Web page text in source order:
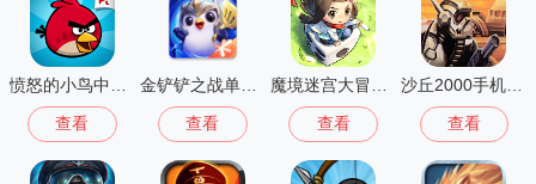
查看 查看 查看 查看